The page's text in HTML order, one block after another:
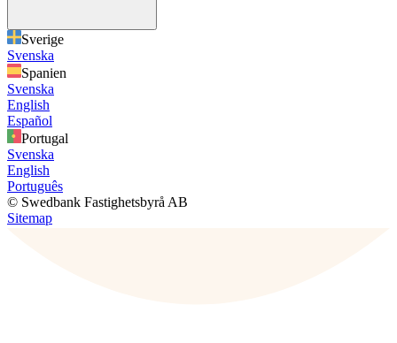
Sverige
Svenska
Spanien
Svenska
English
Español
Portugal
Svenska
English
Português
© Swedbank Fastighetsbyrå AB
Sitemap